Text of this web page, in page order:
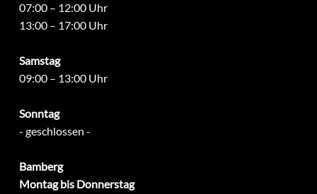
07:00 – 12:00 Uhr
13:00 – 17:00 Uhr
Samstag
09:00 – 13:00 Uhr
Sonntag
- geschlossen -
Bamberg
Montag bis Donnerstag